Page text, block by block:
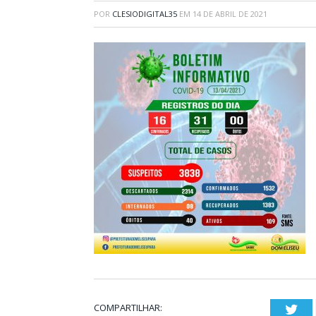
POR CLESIODIGITAL35 EM 14 DE ABRIL DE 2021
COMPARTILHAR: